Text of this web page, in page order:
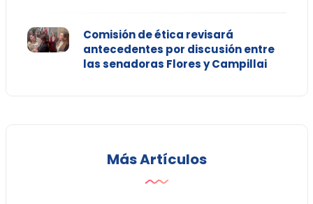
Comisión de ética revisará
antecedentes por discusión entre
las senadoras Flores y Campillai
Más Artículos